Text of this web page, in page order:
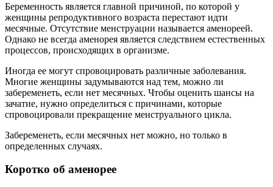
Беременность является главной причиной, по которой у
женщины репродуктивного возраста перестают идти
месячные. Отсутствие менструации называется аменореей.
Однако не всегда аменорея является следствием естественных
процессов, происходящих в организме.
Иногда ее могут спровоцировать различные заболевания.
Многие женщины задумываются над тем, можно ли
забеременеть, если нет месячных. Чтобы оценить шансы на
зачатие, нужно определиться с причинами, которые
спровоцировали прекращение менструального цикла.
Забеременеть, если месячных нет можно, но только в
определенных случаях.
Коротко об аменорее